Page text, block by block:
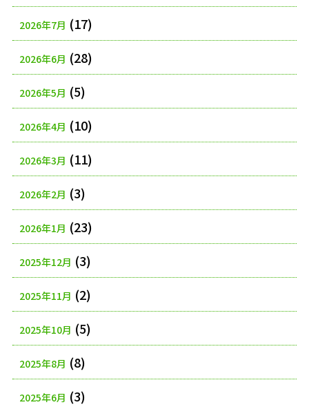
2026年7月 (17)
2026年6月 (28)
2026年5月 (5)
2026年4月 (10)
2026年3月 (11)
2026年2月 (3)
2026年1月 (23)
2025年12月 (3)
2025年11月 (2)
2025年10月 (5)
2025年8月 (8)
2025年6月 (3)